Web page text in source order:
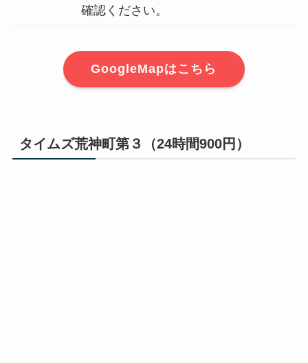
確認ください。
GoogleMapはこちら
タイムズ荒神町第３（24時間900円）